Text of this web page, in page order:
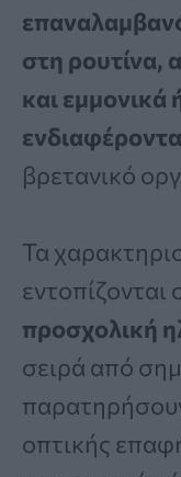
στη ρουτίνα,
και εμμονικά
ενδιαφέροντα
βρετανικό
Τα
προσχολική
σειρά από
οπτικής